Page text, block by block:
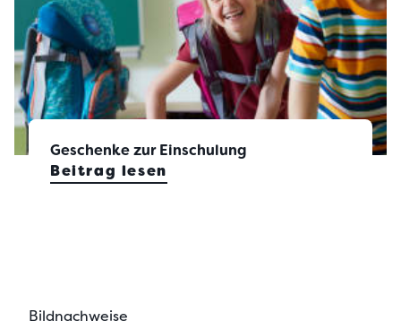
Geschenke zur Einschulung
Beitrag lesen
Bildnachweise